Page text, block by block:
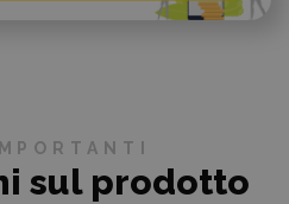
sul prodotto